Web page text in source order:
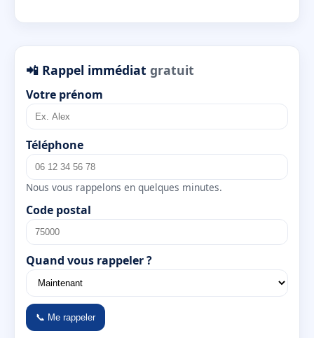
📲 Rappel immédiat gratuit
Votre prénom
Téléphone
Nous vous rappelons en quelques minutes.
Code postal
Quand vous rappeler ?
📞 Me rappeler